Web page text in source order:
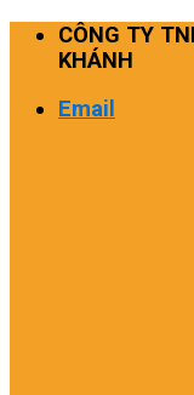
Skip
CÔNG TY
KHÁNH
Email